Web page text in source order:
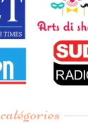
catégories